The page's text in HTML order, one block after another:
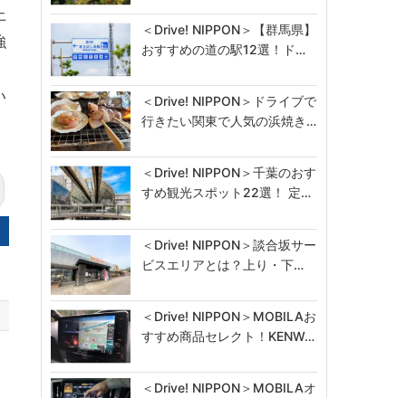
＜Drive! NIPPON＞【群馬県】
おすすめの道の駅12選！ド…
＜Drive! NIPPON＞ドライブで
行きたい関東で人気の浜焼き…
＜Drive! NIPPON＞千葉のおす
すめ観光スポット22選！ 定…
＜Drive! NIPPON＞談合坂サー
ビスエリアとは？上り・下…
＜Drive! NIPPON＞MOBILAお
すすめ商品セレクト！KENW…
＜Drive! NIPPON＞MOBILAオ